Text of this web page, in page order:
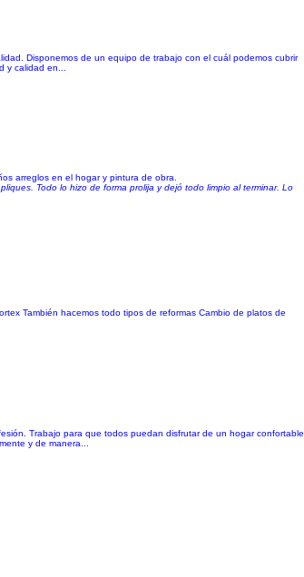
Disponemos de un equipo de trabajo con el cuál podemos cubrir
y calidad en...
arreglos en el hogar y pintura de obra.
Todo lo hizo de forma prolija y dejó todo limpio al terminar. Lo
También hacemos todo tipos de reformas Cambio de platos de
Trabajo para que todos puedan disfrutar de un hogar confortable.
y de manera...